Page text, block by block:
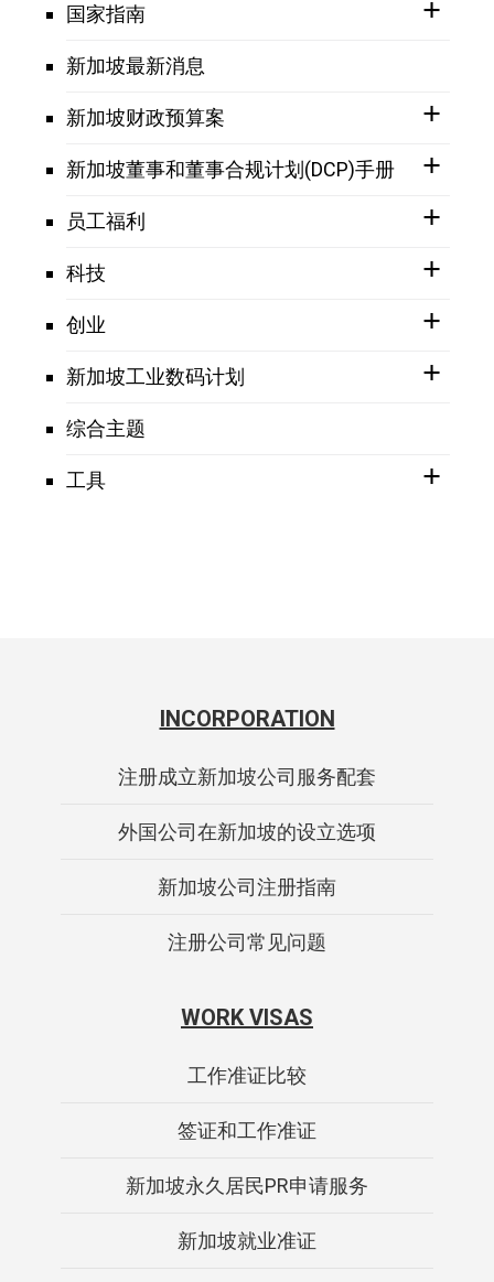
国家指南
新加坡最新消息
新加坡财政预算案
新加坡董事和董事合规计划(DCP)手册
员工福利
科技
创业
新加坡工业数码计划
综合主题
工具
INCORPORATION
注册成立新加坡公司服务配套
外国公司在新加坡的设立选项
新加坡公司注册指南
注册公司常见问题
WORK VISAS
工作准证比较
签证和工作准证
新加坡永久居民PR申请服务
新加坡就业准证